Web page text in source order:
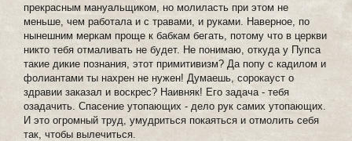
прекрасным мануальщиком, но молиласть при этом не
меньше, чем работала и с травами, и руками. Наверное, по
нынешним меркам проще к бабкам бегать, потому что в церкви
никто тебя отмаливать не будет. Не понимаю, откуда у Пупса
такие дикие познания, этот примитивизм? Да попу с кадилом и
фолиантами ты нахрен не нужен! Думаешь, сорокауст о
здравии заказал и воскрес? Наивняк! Его задача - тебя
озадачить. Спасение утопающих - дело рук самих утопающих.
И это огромный труд, умудриться покаяться и отмолить себя
так, чтобы вылечиться.